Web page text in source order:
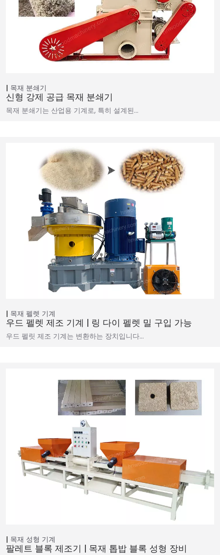
목재 분쇄기
신형 강제 공급 목재 분쇄기
목재 분쇄기는 산업용 기계로, 특히 설계된…
목재 펠렛 기계
우드 펠렛 제조 기계 | 링 다이 펠렛 밀 구입 가능
우드 펠릿 제조 기계는 변환하는 장치입니다…
목재 성형 기계
팔레트 블록 제조기 | 목재 톱밥 블록 성형 장비